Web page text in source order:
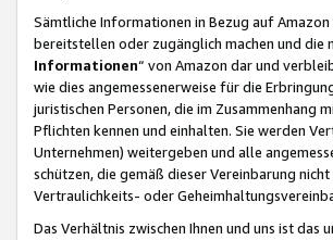
Sämtliche Informationen in Bezug auf
bereitstellen oder zugänglich machen und
Informationen“ von Amazon dar und
wie dies angemessenerweise für die
juristischen Personen, die im
Pflichten kennen und einhalten. Sie werden
Unternehmen) weitergeben und alle
schützen, die gemäß dieser Vereinbarung
Vertraulichkeits- oder
Das Verhältnis zwischen Ihnen und uns ist